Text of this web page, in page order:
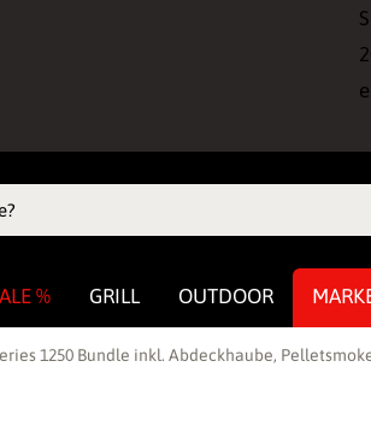
% GRILL OUTDOOR
1250 Bundle inkl. Abdeckhaube,